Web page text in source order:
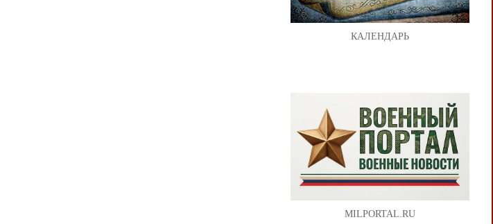
КАЛЕНДАРЬ
MILPORTAL.RU